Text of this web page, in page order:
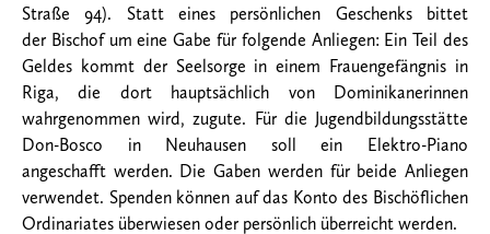
Straße 94). Statt eines persönlichen Geschenks bittet
der Bischof um eine Gabe für folgende Anliegen: Ein Teil des
Geldes kommt der Seelsorge in einem Frauengefängnis in
Riga, die dort hauptsächlich von Dominikanerinnen
wahrgenommen wird, zugute. Für die Jugendbildungsstätte
Don-Bosco in Neuhausen soll ein Elektro-Piano
angeschafft werden. Die Gaben werden für beide Anliegen
verwendet. Spenden können auf das Konto des Bischöflichen
Ordinariates überwiesen oder persönlich überreicht werden.